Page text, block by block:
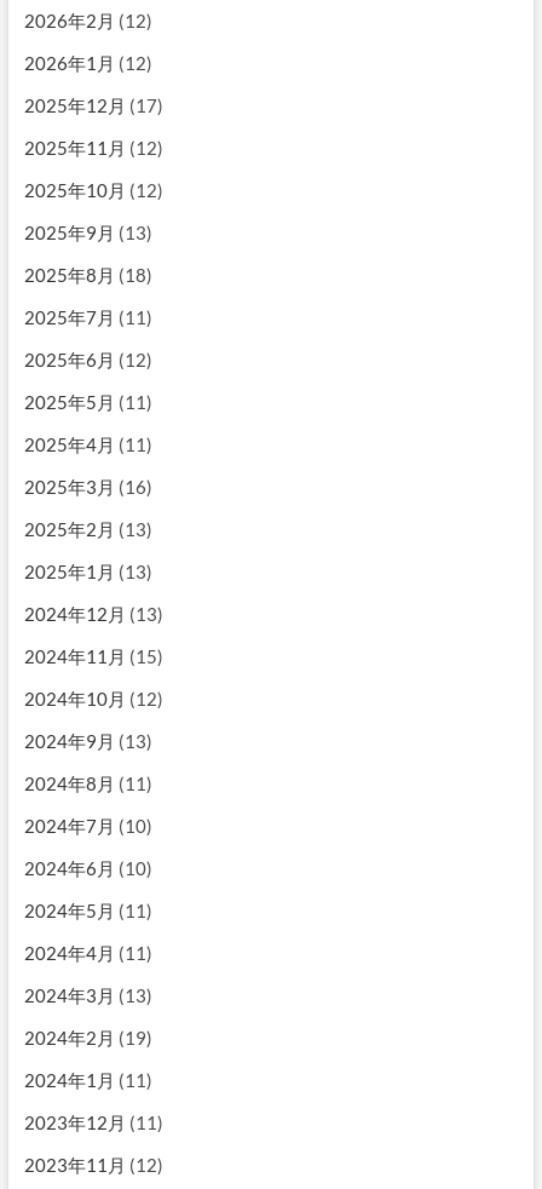
2026年2月 (12)
2026年1月 (12)
2025年12月 (17)
2025年11月 (12)
2025年10月 (12)
2025年9月 (13)
2025年8月 (18)
2025年7月 (11)
2025年6月 (12)
2025年5月 (11)
2025年4月 (11)
2025年3月 (16)
2025年2月 (13)
2025年1月 (13)
2024年12月 (13)
2024年11月 (15)
2024年10月 (12)
2024年9月 (13)
2024年8月 (11)
2024年7月 (10)
2024年6月 (10)
2024年5月 (11)
2024年4月 (11)
2024年3月 (13)
2024年2月 (19)
2024年1月 (11)
2023年12月 (11)
2023年11月 (12)